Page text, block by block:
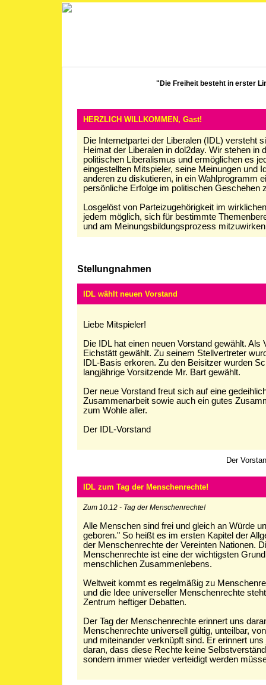
"Die Freiheit besteht in erster
HERZLICH WILLKOMMEN, Gast!
Die Internetpartei der Liberalen (IDL) versteht
Heimat der Liberalen in dol2day. Wir stehen in
politischen Liberalismus und ermöglichen es
eingestellten Mitspieler, seine Meinungen und
anderen zu diskutieren, in ein Wahlprogramm
persönliche Erfolge im politischen Geschehen
Losgelöst von Parteizugehörigkeit im
jedem möglich, sich für bestimmte
und am Meinungsbildungsprozess
Stellungnahmen
IDL wählt neuen Vorstand
Liebe Mitspieler!
Die IDL hat einen neuen Vorstand gewählt. Als
Eichstätt gewählt. Zu seinem Stellvertreter
IDL-Basis erkoren. Zu den Beisitzer wurden
langjährige Vorsitzende Mr. Bart gewählt.
Der neue Vorstand freut sich auf eine
Zusammenarbeit sowie auch ein gutes
zum Wohle aller.
Der IDL-Vorstand
Der
IDL zum Tag der Menschenrechte!
Zum 10.12 - Tag der Menschenrechte!
Alle Menschen sind frei und gleich an Würde
geboren." So heißt es im ersten Kapitel der
der Menschenrechte der Vereinten Nationen.
Menschenrechte ist eine der wichtigsten
menschlichen Zusammenlebens.
Weltweit kommt es regelmäßig zu
und die Idee universeller Menschenrechte
Zentrum heftiger Debatten.
Der Tag der Menschenrechte erinnert uns
Menschenrechte universell gültig, unteilbar,
und miteinander verknüpft sind. Er erinnert
daran, dass diese Rechte keine
sondern immer wieder verteidigt werden